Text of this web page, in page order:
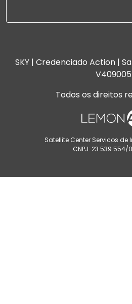
SKY | Credenciado Action |
V409005
Todos os direitos
Satellite Center Servicos de
CNPJ: 23.539.554/